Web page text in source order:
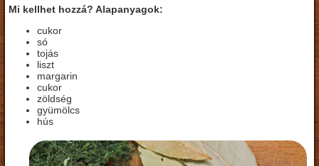
Mi kellhet hozzá? Alapanyagok:
cukor
só
tojás
liszt
margarin
cukor
zöldség
gyümölcs
hús